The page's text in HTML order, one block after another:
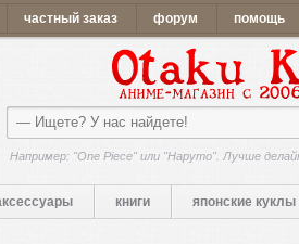
частный заказ форум помощь
Например: "One Piece" или "Наруто". Лучше
книги японские куклы